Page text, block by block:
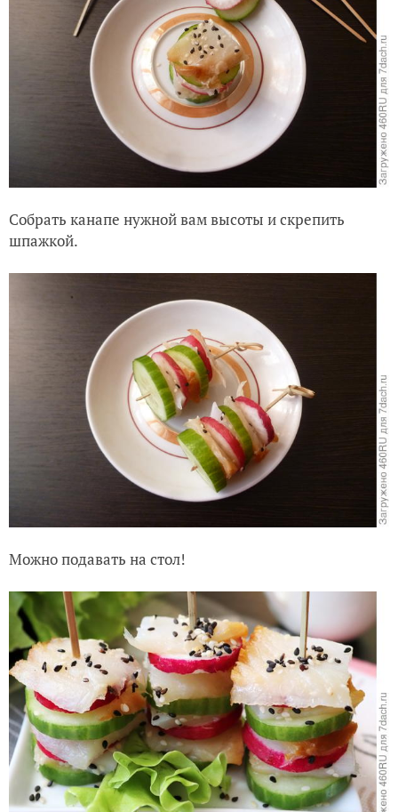
Собрать канапе нужной вам высоты и скрепить
шпажкой.
Можно подавать на стол!